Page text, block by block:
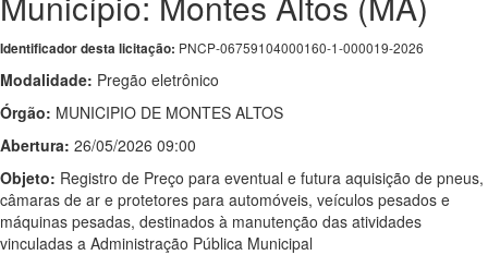
Identificador desta licitação: PNCP-06759104000160-1-000019-2026
Modalidade: Pregão eletrônico
Órgão: MUNICIPIO DE MONTES ALTOS
Abertura: 26/05/2026 09:00
Objeto: Registro de Preço para eventual e futura aquisição de pneus,
câmaras de ar e protetores para automóveis, veículos pesados e
máquinas pesadas, destinados à manutenção das atividades
vinculadas a Administração Pública Municipal